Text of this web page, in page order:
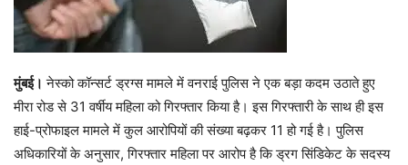
मुंबई। नेस्को कॉन्सर्ट ड्रग्स मामले में वनराई पुलिस ने एक बड़ा कदम उठाते हुए
मीरा रोड से 31 वर्षीय महिला को गिरफ्तार किया है। इस गिरफ्तारी के साथ ही इस
हाई-प्रोफाइल मामले में कुल आरोपियों की संख्या बढ़कर 11 हो गई है। पुलिस
अधिकारियों के अनुसार, गिरफ्तार महिला पर आरोप है कि ड्रग सिंडिकेट के सदस्य